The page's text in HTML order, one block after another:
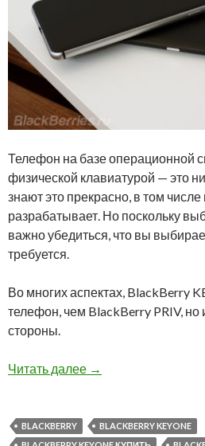
Телефон на базе операционной
физической клавиатурой — это
знают это прекрасно, в том
разрабатывает. Но поскольку
важно убедиться, что вы
требуется.
Во многих аспектах, BlackBerry
телефон, чем BlackBerry PRIV, но
стороны.
Читать далее Что выбрать —
→
BLACKBERRY
BLACKBERRY KEYONE